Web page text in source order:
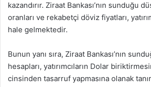
kazandırır. Ziraat Bankası’nın sunduğu
oranları ve rekabetçi döviz fiyatları,
hale gelmektedir.
Bunun yanı sıra, Ziraat Bankası’nın
hesapları, yatırımcıların Dolar
cinsinden tasarruf yapmasına olanak